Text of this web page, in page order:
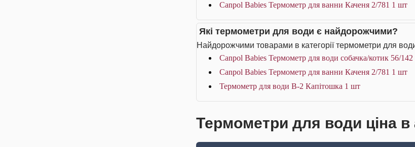
Canpol Babies Термометр для ванни Каченя 2/781 1 шт
Які термометри для води є найдорожчими?
Найдорожчими товарами в категорії термометри для
Canpol Babies Термометр для води собачка/котик 56/
Canpol Babies Термометр для ванни Каченя 2/781 1 шт
Термометр для води В-2 Капітошка 1 шт
Термометри для води ціна в